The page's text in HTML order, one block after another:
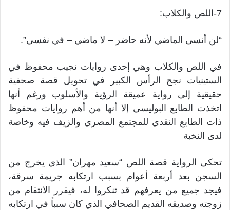
7-اللص والكلاب:
“لن أنسى الماضي لأنه حاضر – لا ماضي – في نفسي”.
في اللص والكلاب وهي إحدى روايات نجيب محفوظ في
الستينيات نجح الرأس الكبير في تحويل قصة صحفية
حقيقية إلى رواية عميقة الرؤية والأسلوب ورغم أنها
اتخذت الطابع البوليسي إلا أنها من أهم روايات محفوظ
ذات الطابع النقدي للمجتمع المصري والزيف فيه وخاصة
لدى النخبة
تحكى الرواية قصة اللص “سعيد مهران” الذي يخرج من
السجن بعد أربعة أعوام بسبب ارتكابه جريمة سرقة،
فيجد جميع من يعرفهم قد تنكروا له، فيقرر الانتقام من
زوجته وصديقه القديم الصحافي الذي كان سبباً في ارتكابه